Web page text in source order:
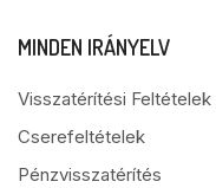
MINDEN IRÁNYELV
Visszatérítési Feltételek
Cserefeltételek
Pénzvisszatérítés